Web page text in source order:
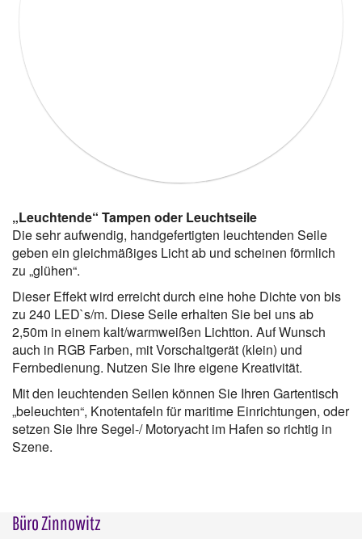
„Leuchtende“ Tampen oder Leuchtseile
Die sehr aufwendig, handgefertigten leuchtenden Seile
geben ein gleichmäßiges Licht ab und scheinen förmlich
zu „glühen“.
Dieser Effekt wird erreicht durch eine hohe Dichte von bis
zu 240 LED`s/m. Diese Seile erhalten Sie bei uns ab
2,50m in einem kalt/warmweißen Lichtton. Auf Wunsch
auch in RGB Farben, mit Vorschaltgerät (klein) und
Fernbedienung. Nutzen Sie Ihre eigene Kreativität.
Mit den leuchtenden Seilen können Sie Ihren Gartentisch
„beleuchten“, Knotentafeln für maritime Einrichtungen, oder
setzen Sie Ihre Segel-/ Motoryacht im Hafen so richtig in
Szene.
Büro Zinnowitz